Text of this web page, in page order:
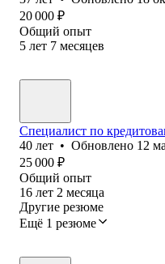
20 000 ₽
Общий опыт
5 лет 7 месяцев
Специалист по
40 лет • Обновлено 12
25 000 ₽
Общий опыт
16 лет 2 месяца
Другие резюме
Ещё 1 резюме